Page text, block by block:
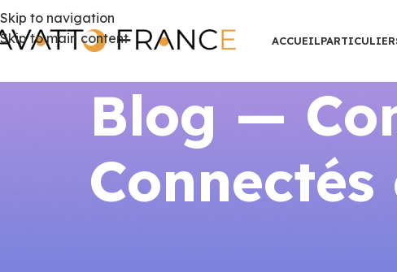
Skip to navigation
Skip to main content
ACCUEIL
Blog —